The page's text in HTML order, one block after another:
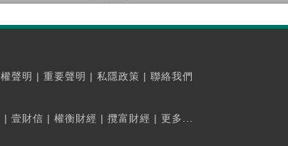
聲明 | 重要聲明 | 私隱政策 | 聯絡我們
| 壹財信 | 權衡財經 | 攬富財經 | 更多...